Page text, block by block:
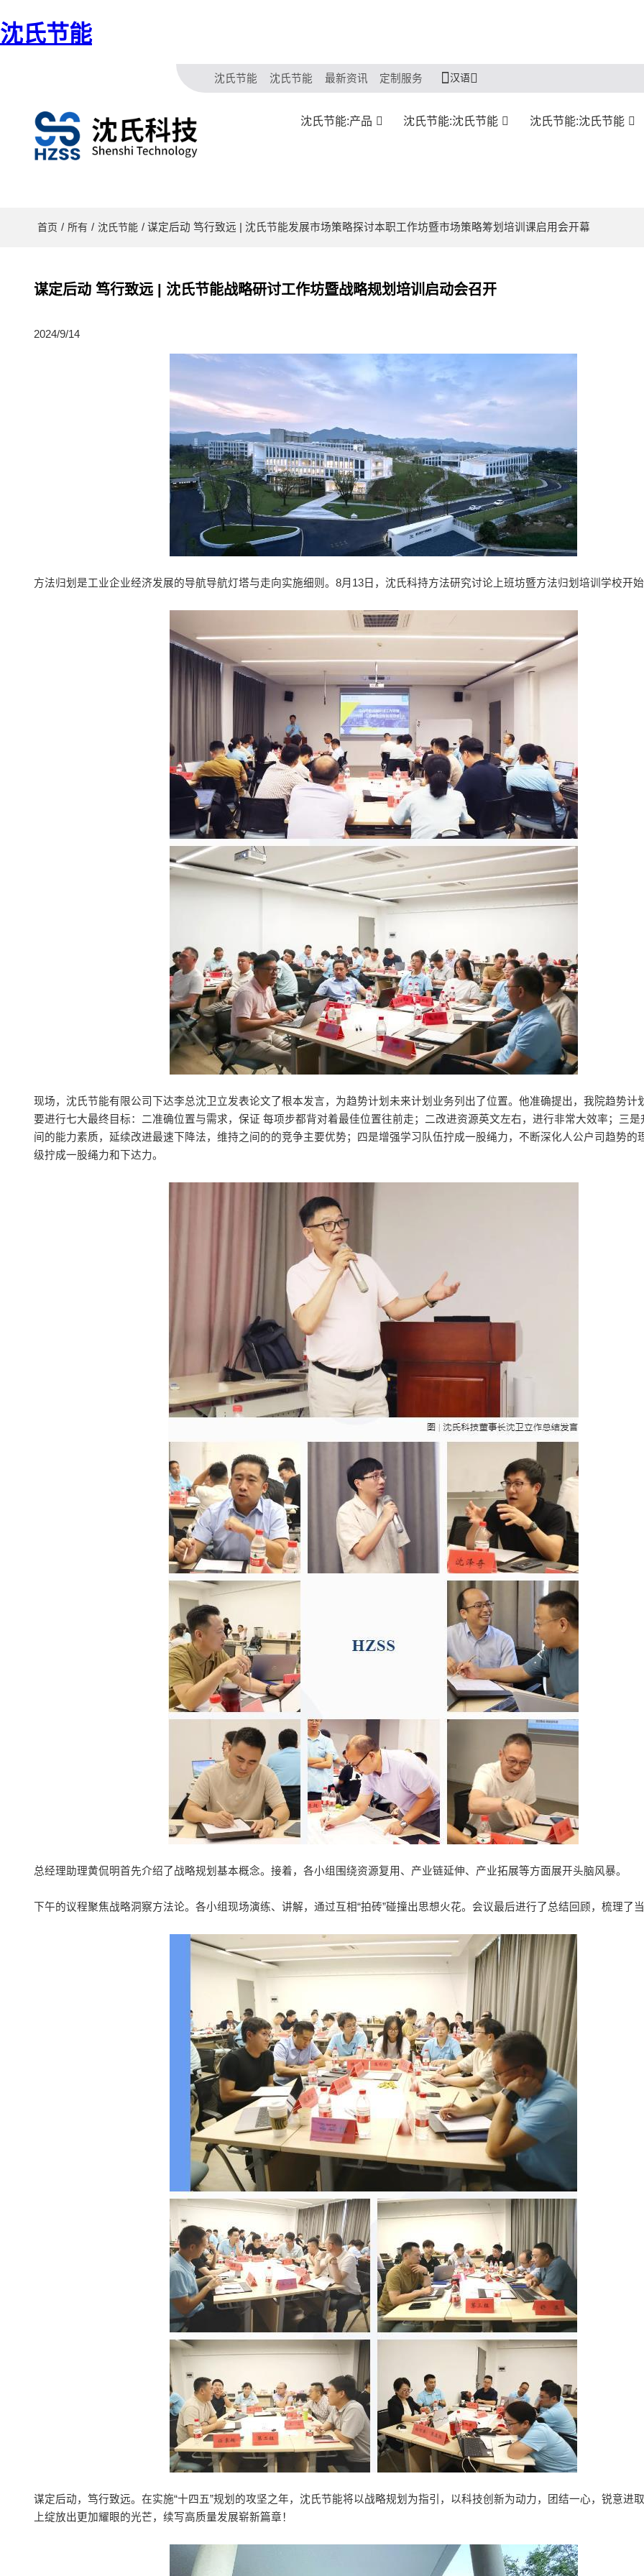
沈氏节能
沈氏节能 沈氏节能 最新资讯 定制服务 汉语
沈氏节能:产品 沈氏节能:沈氏节能 沈氏节能:沈氏节能
首页 / 所有 / 沈氏节能 / 谋定后动 笃行致远 | 沈氏节能发展市场策略探讨本职工作坊暨市场策略筹划培训课启用会开幕
谋定后动 笃行致远 | 沈氏节能战略研讨工作坊暨战略规划培训启动会召开
2024/9/14
方法归划是工业企业经济发展的导航导航灯塔与走向实施细则。8月13日，沈氏科持方法研究讨论上班坊暨方法归划培训学校开始
现场，沈氏节能有限公司下达李总沈卫立发表论文了根本发言，为趋势计划未来计划业务列出了位置。他准确提出，我院趋势计
要进行七大最终目标：二准确位置与需求，保证 每项步都背对着最佳位置往前走；二改进资源英文左右，进行非常大效率；三是
间的能力素质，延续改进最速下降法，维持之间的的竞争主要优势；四是增强学习队伍拧成一股绳力，不断深化人公户司趋势的
级拧成一股绳力和下达力。
总经理助理黄侃明首先介绍了战略规划基本概念。接着，各小组围绕资源复用、产业链延伸、产业拓展等方面展开头脑风暴。
下午的议程聚焦战略洞察方法论。各小组现场演练、讲解，通过互相“拍砖”碰撞出思想火花。会议最后进行了总结回顾，梳理了当
谋定后动，笃行致远。在实施“十四五”规划的攻坚之年，沈氏节能将以战略规划为指引，以科技创新为动力，团结一心，锐意进
上绽放出更加耀眼的光芒，续写高质量发展崭新篇章！